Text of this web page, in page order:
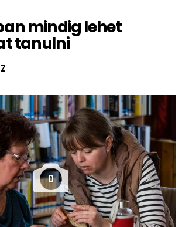
mindig lehet
tanulni
0